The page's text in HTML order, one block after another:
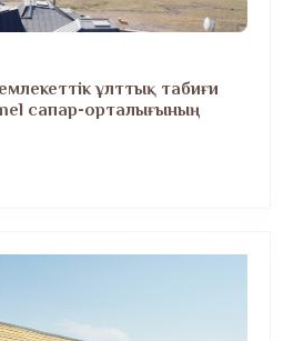
ұлттық табиғи
сапар-орталығының